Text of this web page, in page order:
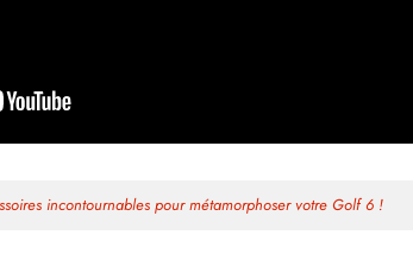
incontournables pour métamorphoser votre Golf 6 !